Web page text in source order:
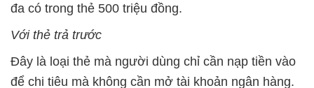
đa có trong thẻ 500 triệu đồng.
Với thẻ trả trước
Đây là loại thẻ mà người dùng chỉ cần nạp tiền vào
để chi tiêu mà không cần mở tài khoản ngân hàng.